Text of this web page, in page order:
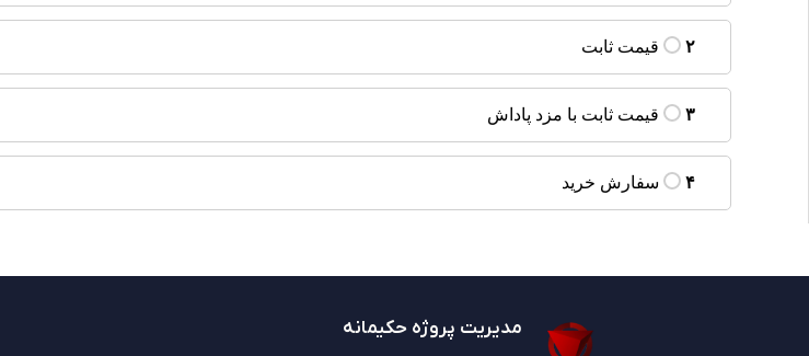
۲ قیمت ثابت
۳ قیمت ثابت با مزد پاداش
۴ سفارش خرید
مدیریت پروژه حکیمانه